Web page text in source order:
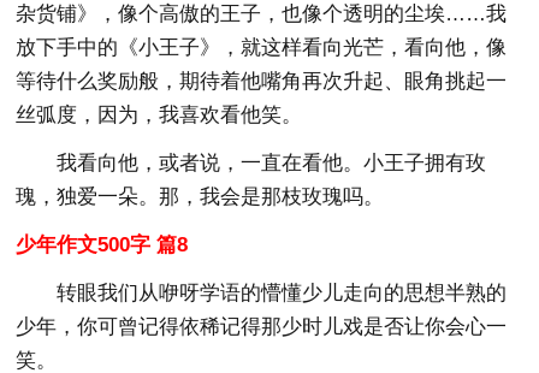
杂货铺》，像个高傲的王子，也像个透明的尘埃……我
放下手中的《小王子》，就这样看向光芒，看向他，像
等待什么奖励般，期待着他嘴角再次升起、眼角挑起一
丝弧度，因为，我喜欢看他笑。
我看向他，或者说，一直在看他。小王子拥有玫
瑰，独爱一朵。那，我会是那枝玫瑰吗。
少年作文500字 篇8
转眼我们从咿呀学语的懵懂少儿走向的思想半熟的
少年，你可曾记得依稀记得那少时儿戏是否让你会心一
笑。